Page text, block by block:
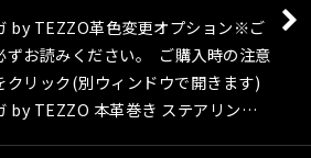
by TEZZO革色変更オプション※ご
ずお読みください。 ご購入時の注意
クリック(別ウィンドウで開きます)
by TEZZO 本革巻き ステアリン…